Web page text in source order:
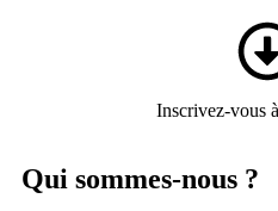
Inscrivez-vous
Qui sommes-nous ?